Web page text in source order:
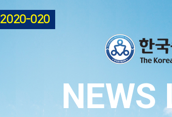
2020-020
NEWS